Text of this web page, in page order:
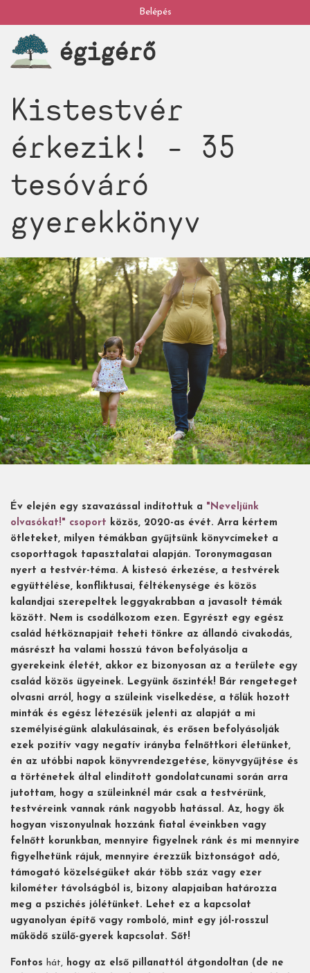
a
tartalomra
My
account
Belépés
égigérő
Kistestvér
érkezik! - 35
tesóváró
gyerekkönyv
Év elején egy szavazással indítottuk a "Neveljünk
olvasókat!" csoport közös, 2020-as évét. Arra kértem
ötleteket, milyen témákban gyűjtsünk könyvcímeket a
csoporttagok tapasztalatai alapján. Toronymagasan
nyert a testvér-téma. A kistesó érkezése, a testvérek
együttélése, konfliktusai, féltékenysége és közös
kalandjai szerepeltek leggyakrabban a javasolt témák
között. Nem is csodálkozom ezen. Egyrészt egy egész
család hétköznapjait teheti tönkre az állandó civakodás,
másrészt ha valami hosszú távon befolyásolja a
gyerekeink életét, akkor ez bizonyosan az a területe egy
család közös ügyeinek. Legyünk őszinték! Bár rengeteget
olvasni arról, hogy a szüleink viselkedése, a tőlük hozott
minták és egész létezésük jelenti az alapját a mi
személyiségünk alakulásainak, és erősen befolyásolják
ezek pozitív vagy negatív irányba felnőttkori életünket,
én az utóbbi napok könyvrendezgetése, könyvgyűjtése és
a történetek által elindított gondolatcunami során arra
jutottam, hogy a szüleinknél már csak a testvérünk,
testvéreink vannak ránk nagyobb hatással. Az, hogy ők
hogyan viszonyulnak hozzánk fiatal éveinkben vagy
felnőtt korunkban, mennyire figyelnek ránk és mi mennyire
figyelhetünk rájuk, mennyire érezzük biztonságot adó,
támogató közelségüket akár több száz vagy ezer
kilométer távolságból is, bizony alapjaiban határozza
meg a pszichés jólétünket. Lehet ez a kapcsolat
ugyanolyan építő vagy romboló, mint egy jól-rosszul
működő szülő-gyerek kapcsolat. Sőt!
Fontos hát, hogy az első pillanattól átgondoltan (de ne